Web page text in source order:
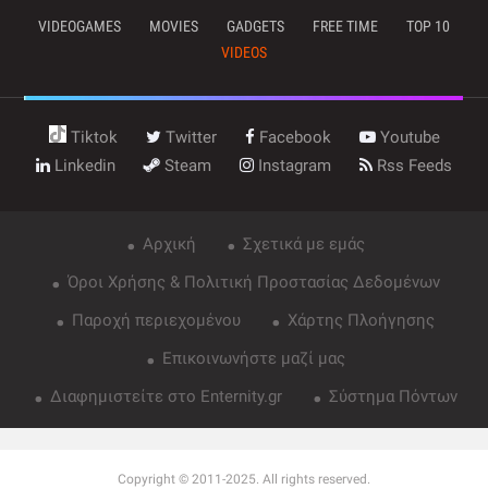
VIDEOGAMES MOVIES GADGETS FREE TIME
TOP 10
VIDEOS
Tiktok Twitter Facebook
Youtube
Linkedin
Steam Instagram Rss Feeds
Αρχική
Σχετικά με εμάς
Όροι Χρήσης & Πολιτική Προστασίας Δεδομένων
Παροχή περιεχομένου
Χάρτης Πλοήγησης
Επικοινωνήστε μαζί μας
Διαφημιστείτε στο Enternity.gr
Σύστημα Πόντων
Copyright © 2011-2025. All rights reserved.